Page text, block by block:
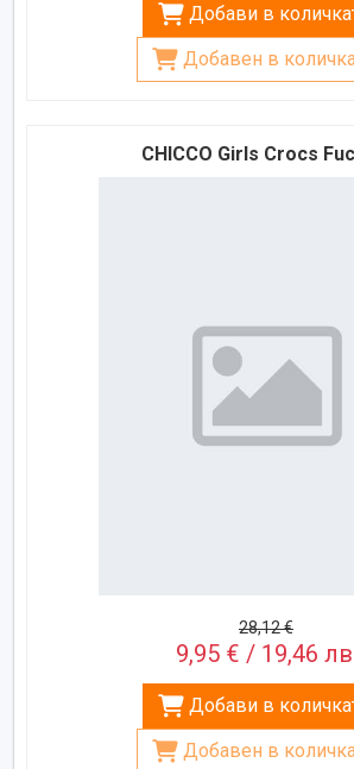
Добави в
Добавен в
CHICCO Girls Crocs
28,12 €
9,95 € / 19,46
Добави в
Добавен в